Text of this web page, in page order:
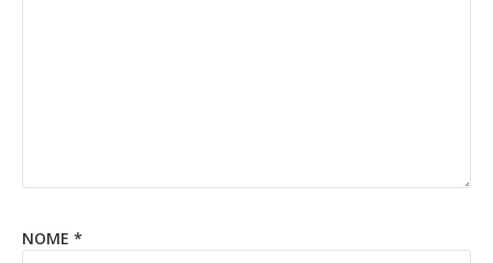
NOME *